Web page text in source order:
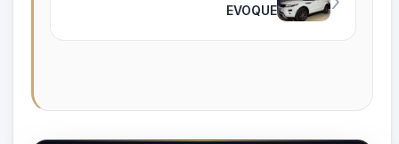
EVOQUE